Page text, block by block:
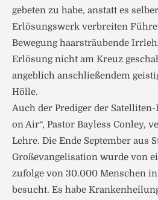
gebeten zu habe, anstatt es
Erlösungswerk verbreiten
Bewegung haarsträubende
Erlösung nicht am Kreuz
angeblich anschließendem
Hölle.
Auch der Prediger der
on Air“, Pastor Bayless Conley,
Lehre. Die Ende September aus
Großevangelisation wurde von
zufolge von 30.000 Menschen
besucht. Es habe